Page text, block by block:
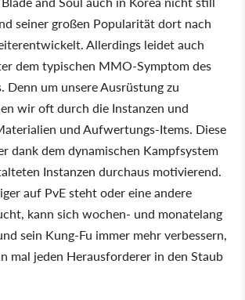
seiner großen Popularität dort nach
Allerdings leidet auch
dem typischen MMO-Symptom des
Denn um unsere Ausrüstung zu
wir oft durch die Instanzen und
und Aufwertungs-Items. Diese
dank dem dynamischen Kampfsystem
Instanzen durchaus motivierend.
auf PvE steht oder eine andere
kann sich wochen- und monatelang
sein Kung-Fu immer mehr verbessern,
mal jeden Herausforderer in den Staub